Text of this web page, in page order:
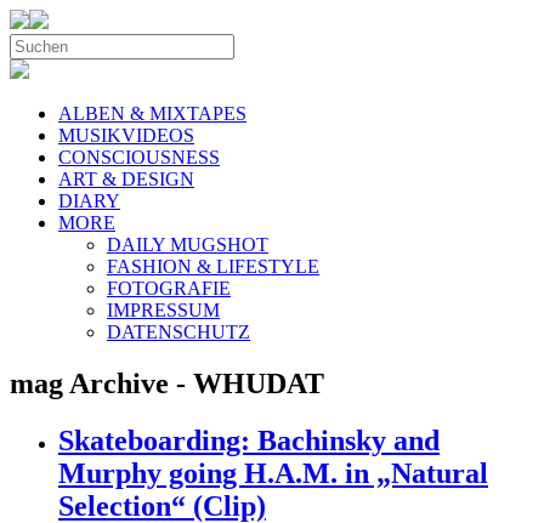
ALBEN & MIXTAPES
MUSIKVIDEOS
CONSCIOUSNESS
ART & DESIGN
DIARY
MORE
DAILY MUGSHOT
FASHION & LIFESTYLE
FOTOGRAFIE
IMPRESSUM
DATENSCHUTZ
mag Archive - WHUDAT
Skateboarding: Bachinsky and
Murphy going H.A.M. in „Natural
Selection“ (Clip)